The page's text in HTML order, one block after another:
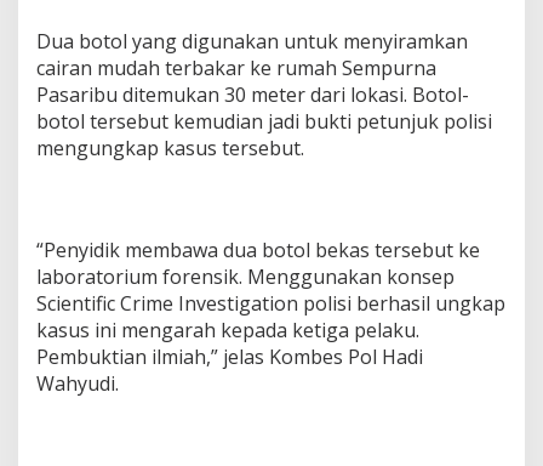
Dua botol yang digunakan untuk menyiramkan
cairan mudah terbakar ke rumah Sempurna
Pasaribu ditemukan 30 meter dari lokasi. Botol-
botol tersebut kemudian jadi bukti petunjuk polisi
mengungkap kasus tersebut.
“Penyidik membawa dua botol bekas tersebut ke
laboratorium forensik. Menggunakan konsep
Scientific Crime Investigation polisi berhasil ungkap
kasus ini mengarah kepada ketiga pelaku.
Pembuktian ilmiah,” jelas Kombes Pol Hadi
Wahyudi.